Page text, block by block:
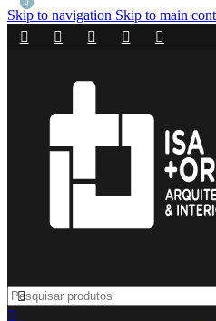
Skip to navigation Skip to main
00